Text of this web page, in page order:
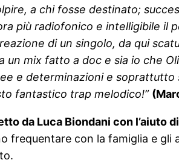
a chi fosse destinato;
più radiofonico e intelligibile il
di un singolo, da qui
un mix fatto a doc e sia io che
e determinazioni e
fantastico trap melodico!”
da Luca Biondani con l’aiuto
frequentare con la famiglia e